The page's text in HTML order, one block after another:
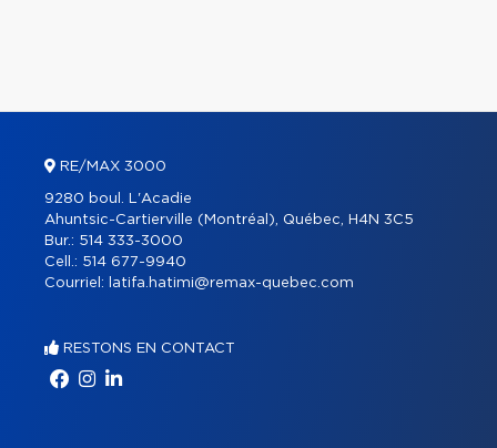
RE/MAX 3000
9280 boul. L'Acadie
Ahuntsic-Cartierville (Montréal), Québec, H4N 3C5
Bur.: 514 333-3000
Cell.: 514 677-9940
Courriel:
latifa.hatimi@remax-quebec.com
RESTONS EN CONTACT